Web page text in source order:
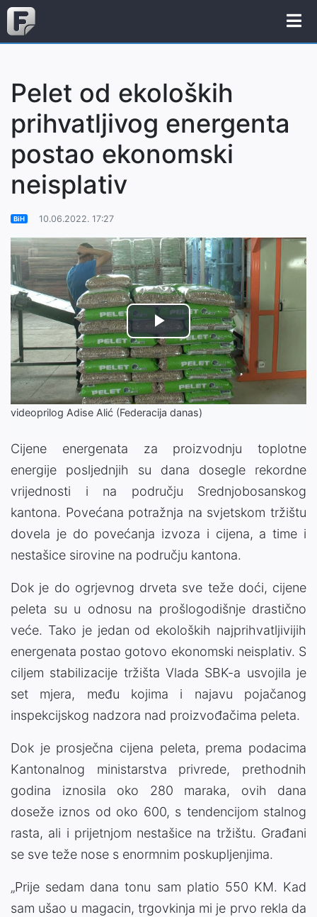
Pelet od ekoloških
prihvatljivog energenta
postao ekonomski
neisplativ
BiH 10.06.2022. 17:27
Play
Video
videoprilog Adise Alić (Federacija danas)
Cijene energenata za proizvodnju toplotne
energije posljednjih su dana dosegle rekordne
vrijednosti i na području Srednjobosanskog
kantona. Povećana potražnja na svjetskom tržištu
dovela je do povećanja izvoza i cijena, a time i
nestašice sirovine na području kantona.
Dok je do ogrjevnog drveta sve teže doći, cijene
peleta su u odnosu na prošlogodišnje drastično
veće. Tako je jedan od ekoloških najprihvatljivijih
energenata postao gotovo ekonomski neisplativ. S
ciljem stabilizacije tržišta Vlada SBK-a usvojila je
set mjera, među kojima i najavu pojačanog
inspekcijskog nadzora nad proizvođačima peleta.
Dok je prosječna cijena peleta, prema podacima
Kantonalnog ministarstva privrede, prethodnih
godina iznosila oko 280 maraka, ovih dana
doseže iznos od oko 600, s tendencijom stalnog
rasta, ali i prijetnjom nestašice na tržištu. Građani
se sve teže nose s enormnim poskupljenjima.
„Prije sedam dana tonu sam platio 550 KM. Kad
sam ušao u magacin, trgovkinja mi je prvo rekla da